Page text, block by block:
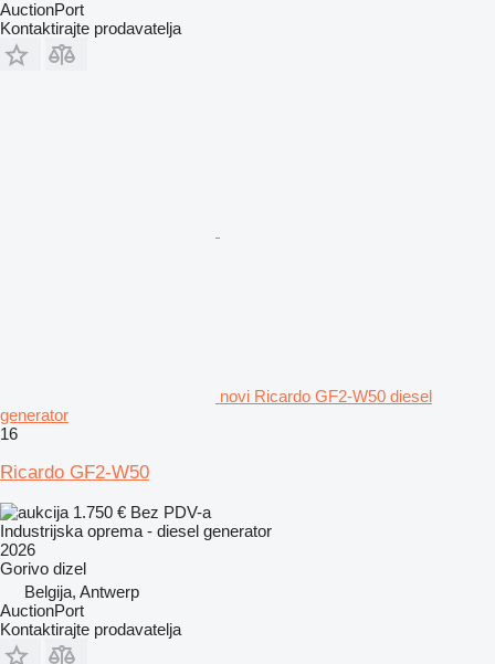
AuctionPort
Kontaktirajte prodavatelja
novi Ricardo GF2-W50 diesel
generator
16
Ricardo GF2-W50
1.750 € Bez PDV-a
Industrijska oprema - diesel generator
2026
Gorivo dizel
Belgija, Antwerp
AuctionPort
Kontaktirajte prodavatelja